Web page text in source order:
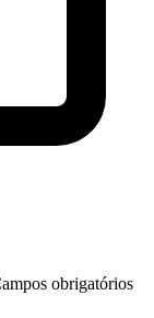
obrigatórios